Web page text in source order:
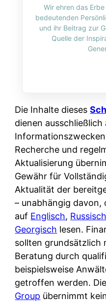
r
k
l
n
k
t
r
e
n
r
u
s
s
i
s
c
h
e
B
a
n
l
i
n
s
i
s
t
w
i
r
k
l
i
c
h
k
o
s
s
:
W
e
r
S
c
h
u
t
z
d
e
r
F
i
r
m
Wir ehren das
bedeutenden
und ihr Beitrag zur
Quelle der
Die Inhalte dieses
dienen ausschließlich
Recherche und
Aktualisierung
Gewähr für
Aktualität der
– unabhängig davon,
auf Englisch, Russisch
Georgisch lesen.
sollten grundsätzlich
Beratung durch
beispielsweise
getroffen werden.
Group übernimmt